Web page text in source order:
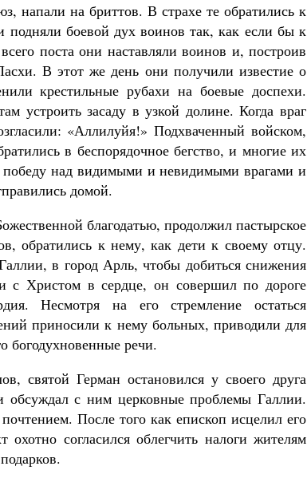
напали на бриттов. В страхе те обратились к
боевой дух воинов так, как если бы к
поста они наставляли воинов и, построив
В этот же день они получили известие о
крестильные рубахи на боевые доспехи.
устроить засаду в узкой долине. Когда враг
«Аллилуйя!» Подхваченный войском,
в беспорядочное бегство, и многие их
над видимыми и невидимыми врагами и
домой.
благодатью, продолжил пастырское
обратились к нему, как дети к своему отцу.
в город Арль, чтобы добиться снижения
с Христом в сердце, он совершил по дороге
Несмотря на его стремление остаться
приносили к нему больных, приводили для
богодухновенные речи.
святой Герман остановился у своего друга
с ним церковные проблемы Галлии.
После того как епископ исцелил его
согласился облегчить налоги жителям